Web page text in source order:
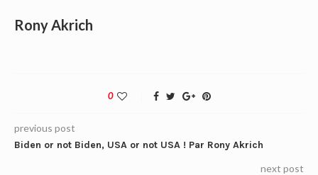
Rony Akrich
0
previous post
Biden or not Biden, USA or not USA ! Par Rony Akrich
next post